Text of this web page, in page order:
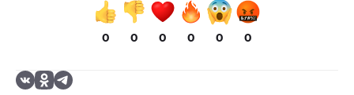
0 0 0 0 0 0